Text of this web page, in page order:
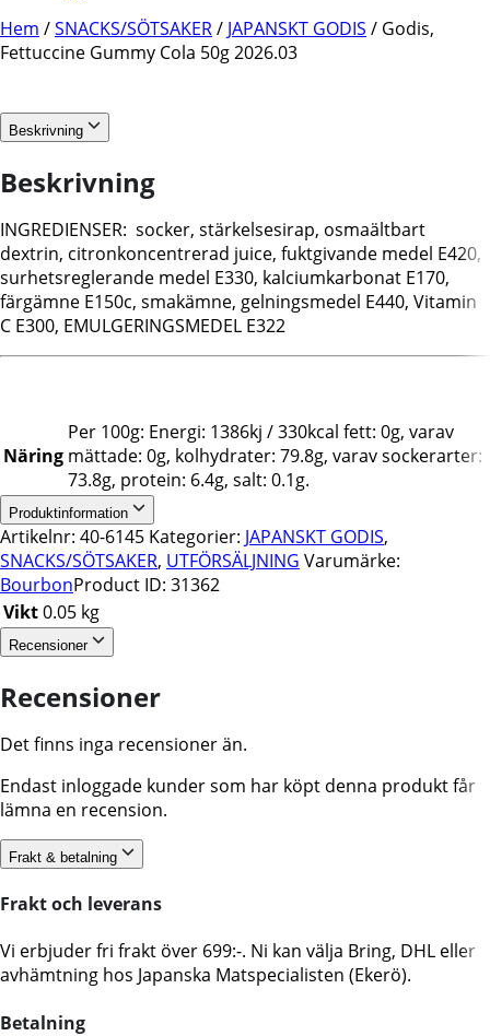
Hem /SNACKS/SÖTSAKER/ JAPANSKT GODIS / Godis,
Fettuccine Gummy Cola 50g 2026.03
Beskrivning
Beskrivning
INGREDIENSER: socker, stärkelsesirap, osmaältbart
dextrin, citronkoncentrerad juice, fuktgivande medel E420,
surhetsreglerande medel E330, kalciumkarbonat E170,
färgämne E150c, smakämne, gelningsmedel E440, Vitamin
C E300, EMULGERINGSMEDEL E322
Näring
Per 100g: Energi: 1386kj / 330kcal fett: 0g, varav
mättade: 0g, kolhydrater: 79.8g, varav sockerarter:
73.8g, protein: 6.4g, salt: 0.1g.
Produktinformation
Artikelnr: 40-6145 Kategorier: JAPANSKT GODIS,
SNACKS/SÖTSAKER, UTFÖRSÄLJNING Varumärke:
BourbonProduct ID: 31362
Vikt0.05 kg
Recensioner
Recensioner
Det finns inga recensioner än.
Endast inloggade kunder som har köpt denna produkt får
lämna en recension.
Frakt & betalning
Frakt och leverans
Vi erbjuder fri frakt över 699:-. Ni kan välja Bring, DHL eller
avhämtning hos Japanska Matspecialisten (Ekerö).
Betalning